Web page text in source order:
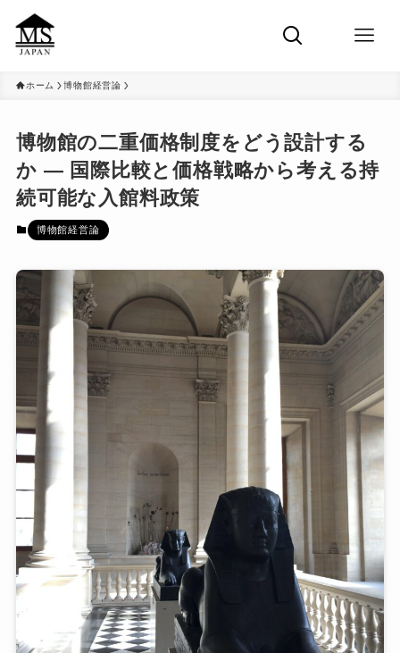
ホーム 博物館経営論
博物館の二重価格制度をどう設計する
か ― 国際比較と価格戦略から考える持
続可能な入館料政策
博物館経営論